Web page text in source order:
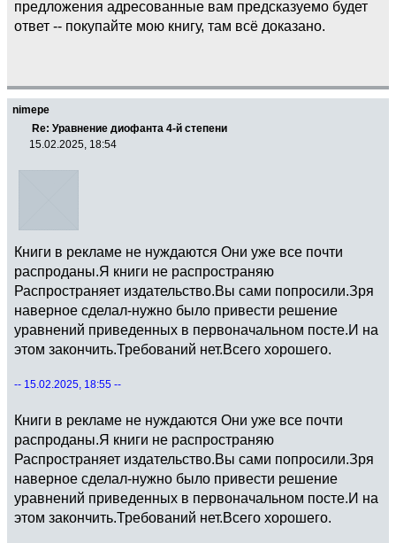
предложения адресованные вам предсказуемо будет
ответ -- покупайте мою книгу, там всё доказано.
nimepe
Re: Уравнение диофанта 4-й степени
15.02.2025, 18:54
Книги в рекламе не нуждаются Они уже все почти
распроданы.Я книги не распространяю
Распространяет издательство.Вы сами попросили.Зря
наверное сделал-нужно было привести решение
уравнений приведенных в первоначальном посте.И на
этом закончить.Требований нет.Всего хорошего.
-- 15.02.2025, 18:55 --
Книги в рекламе не нуждаются Они уже все почти
распроданы.Я книги не распространяю
Распространяет издательство.Вы сами попросили.Зря
наверное сделал-нужно было привести решение
уравнений приведенных в первоначальном посте.И на
этом закончить.Требований нет.Всего хорошего.